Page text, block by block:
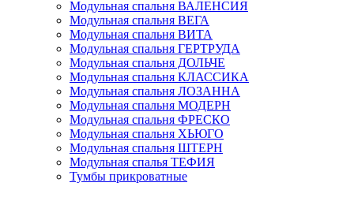
Модульная спальня ВАЛЕНСИЯ
Модульная спальня ВЕГА
Модульная спальня ВИТА
Модульная спальня ГЕРТРУДА
Модульная спальня ДОЛЬЧЕ
Модульная спальня КЛАССИКА
Модульная спальня ЛОЗАННА
Модульная спальня МОДЕРН
Модульная спальня ФРЕСКО
Модульная спальня ХЬЮГО
Модульная спальня ШТЕРН
Модульная спалья ТЕФИЯ
Тумбы прикроватные